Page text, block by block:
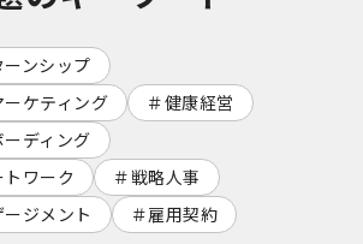
ーンシップ
ケティング
健康経営
ーディング
トワーク
戦略人事
ジメント
雇用契約